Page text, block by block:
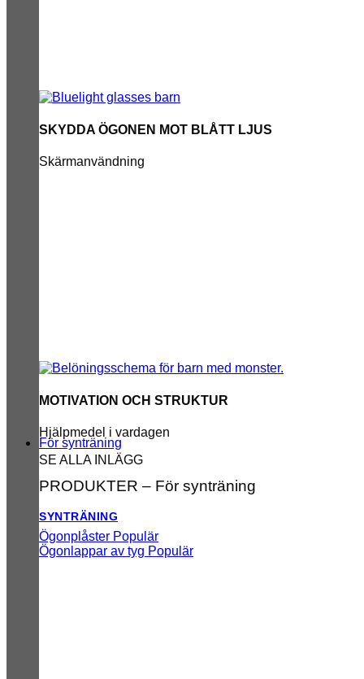
SKYDDA ÖGONEN MOT BLÅTT LJUS
Skärmanvändning
MOTIVATION OCH STRUKTUR
Hjälpmedel i vardagen
SE ALLA INLÄGG
För synträning
PRODUKTER – För synträning
SYNTRÄNING
Ögonplåster
Ögonlappar av tyg